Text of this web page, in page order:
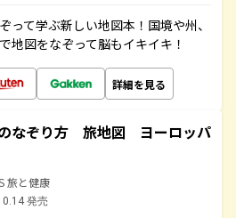
って学ぶ新しい地図本！国境や州、
地図をなぞって脳もイキイキ！
詳細を見る
なぞり方 旅地図 ヨーロッパ
旅と健康
発売